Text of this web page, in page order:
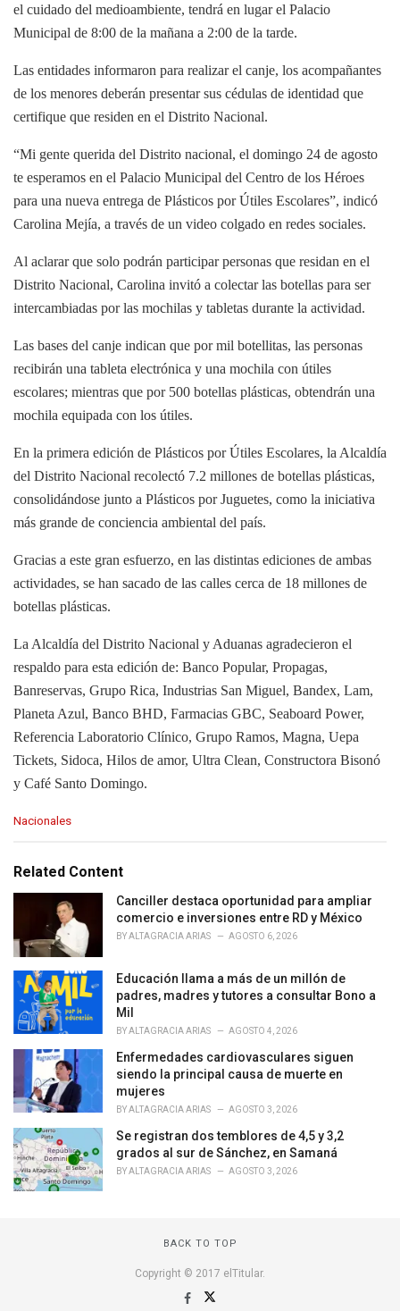
el cuidado del medioambiente, tendrá en lugar el Palacio
Municipal de 8:00 de la mañana a 2:00 de la tarde.
Las entidades informaron para realizar el canje, los acompañantes
de los menores deberán presentar sus cédulas de identidad que
certifique que residen en el Distrito Nacional.
“Mi gente querida del Distrito nacional, el domingo 24 de agosto
te esperamos en el Palacio Municipal del Centro de los Héroes
para una nueva entrega de Plásticos por Útiles Escolares”, indicó
Carolina Mejía, a través de un video colgado en redes sociales.
Al aclarar que solo podrán participar personas que residan en el
Distrito Nacional, Carolina invitó a colectar las botellas para ser
intercambiadas por las mochilas y tabletas durante la actividad.
Las bases del canje indican que por mil botellitas, las personas
recibirán una tableta electrónica y una mochila con útiles
escolares; mientras que por 500 botellas plásticas, obtendrán una
mochila equipada con los útiles.
En la primera edición de Plásticos por Útiles Escolares, la Alcaldía
del Distrito Nacional recolectó 7.2 millones de botellas plásticas,
consolidándose junto a Plásticos por Juguetes, como la iniciativa
más grande de conciencia ambiental del país.
Gracias a este gran esfuerzo, en las distintas ediciones de ambas
actividades, se han sacado de las calles cerca de 18 millones de
botellas plásticas.
La Alcaldía del Distrito Nacional y Aduanas agradecieron el
respaldo para esta edición de: Banco Popular, Propagas,
Banreservas, Grupo Rica, Industrias San Miguel, Bandex, Lam,
Planeta Azul, Banco BHD, Farmacias GBC, Seaboard Power,
Referencia Laboratorio Clínico, Grupo Ramos, Magna, Uepa
Tickets, Sidoca, Hilos de amor, Ultra Clean, Constructora Bisonó
y Café Santo Domingo.
C
e
e
Nacionales
Related Content
Canciller destaca oportunidad para ampliar
comercio e inversiones entre RD y México
BYALTAGRACIA ARIAS AGOSTO 6, 2026
Educación llama a más de un millón de
padres, madres y tutores a consultar Bono a
Mil
BYALTAGRACIA ARIAS AGOSTO 4, 2026
Enfermedades cardiovasculares siguen
siendo la principal causa de muerte en
mujeres
BYALTAGRACIA ARIAS AGOSTO 3, 2026
Se registran dos temblores de 4,5 y 3,2
grados al sur de Sánchez, en Samaná
BYALTAGRACIA ARIAS AGOSTO 3, 2026
BACK TO TOP
Copyright © 2017 elTitular.